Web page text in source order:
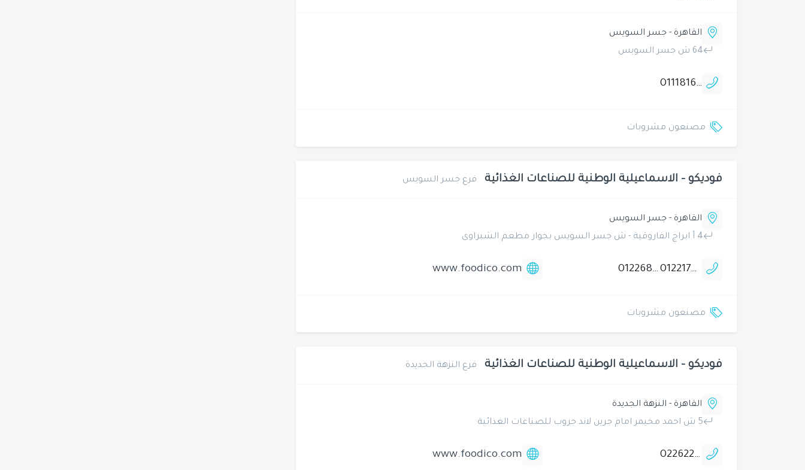
القاهرة - جسر السويس
64 ش جسر السويس
01118162606
مصنعون مشروبات
فوديكو - الاسماعيلية الوطنية للصناعات الغذائية فرع جسر السويس
القاهرة - جسر السويس
4 أ ابراج الفاروقية - ش جسر السويس بجوار مطعم الشبراوى
01221742801
01226806668
www.foodico.com
مصنعون مشروبات
فوديكو - الاسماعيلية الوطنية للصناعات الغذائية فرع النزهة الجديدة
القاهرة - النزهة الجديدة
5 ش احمد مخيمر امام جرين لاند جروب للصناعات الغذائية
0226221454
www.foodico.com